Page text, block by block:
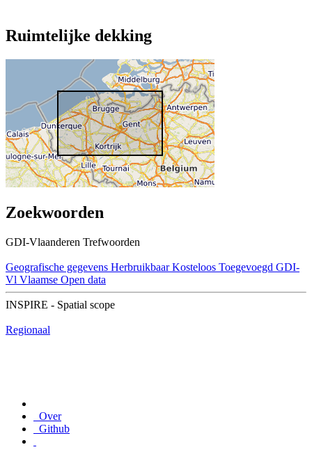
Ruimtelijke dekking
Zoekwoorden
GDI-Vlaanderen Trefwoorden
Geografische gegevens Herbruikbaar Kosteloos Toegevoegd GDI-
Vl Vlaamse Open data
INSPIRE - Spatial scope
Regionaal
Over
Github